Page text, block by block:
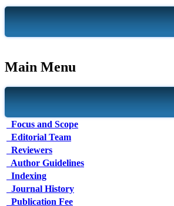
Main Menu
Focus and Scope
Editorial Team
Reviewers
Author Guidelines
Indexing
Journal History
Publication Fee